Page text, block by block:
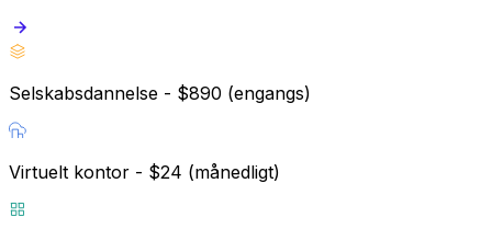
Selskabsdannelse - $890 (engangs)
Virtuelt kontor - $24 (månedligt)